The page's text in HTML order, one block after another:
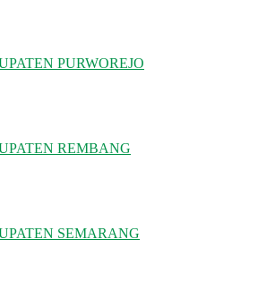
PURWOREJO
REMBANG
SEMARANG